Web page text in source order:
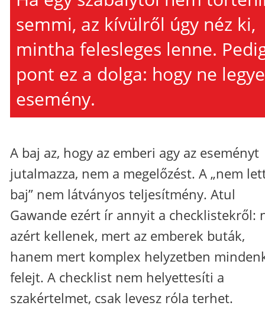
semmi, az kívülről úgy néz ki,
mintha felesleges lenne.
pont ez a dolga: hogy ne
esemény.
A baj az, hogy az emberi agy az eseményt
jutalmazza, nem a megelőzést. A „nem
baj” nem látványos teljesítmény. Atul
Gawande ezért ír annyit a checklistekről:
azért kellenek, mert az emberek buták,
hanem mert komplex helyzetben
felejt. A checklist nem helyettesíti a
szakértelmet, csak levesz róla terhet.